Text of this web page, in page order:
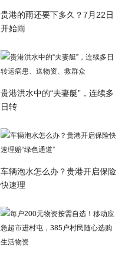
贵港的雨还要下多久？7月22日
开始雨
贵港洪水中的“夫妻艇”，连续多
日转
车辆泡水怎么办？贵港开启保险
快速理